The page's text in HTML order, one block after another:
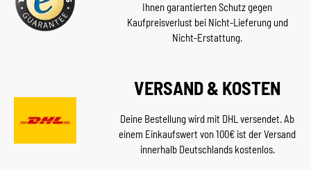
Ihnen garantierten Schutz gegen
Kaufpreisverlust bei Nicht-Lieferung und
Nicht-Erstattung.
VERSAND & KOSTEN
Deine Bestellung wird mit DHL versendet. Ab
einem Einkaufswert von 100€ ist der Versand
innerhalb Deutschlands kostenlos.